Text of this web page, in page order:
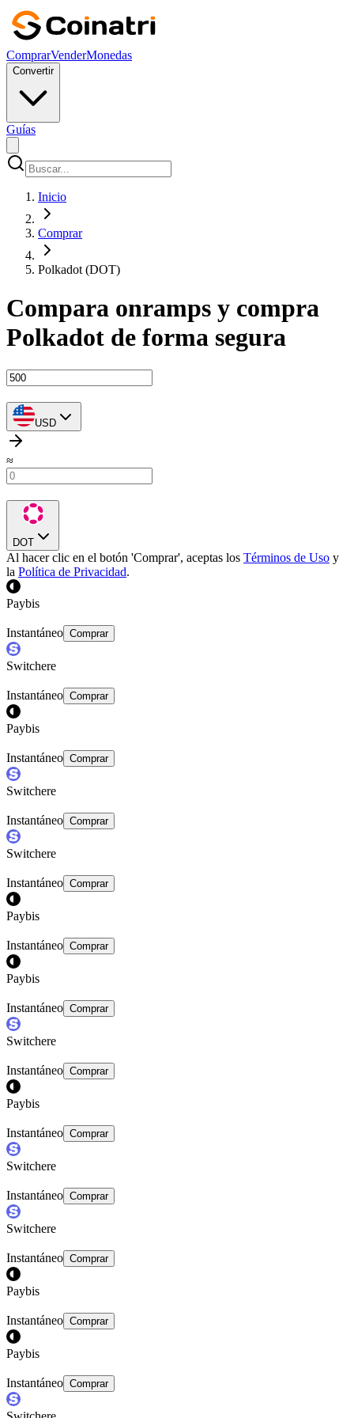
ComprarVenderMonedas
Convertir
Guías
Inicio
Comprar
Polkadot (DOT)
Compara onramps y compra
Polkadot de forma segura
USD
≈
DOT
Al hacer clic en el botón 'Comprar', aceptas los Términos de Uso y
la Política de Privacidad.
Paybis
Instantáneo Comprar
Switchere
Instantáneo Comprar
Paybis
Instantáneo Comprar
Switchere
Instantáneo Comprar
Switchere
Instantáneo Comprar
Paybis
Instantáneo Comprar
Paybis
Instantáneo Comprar
Switchere
Instantáneo Comprar
Paybis
Instantáneo Comprar
Switchere
Instantáneo Comprar
Switchere
Instantáneo Comprar
Paybis
Instantáneo Comprar
Paybis
Instantáneo Comprar